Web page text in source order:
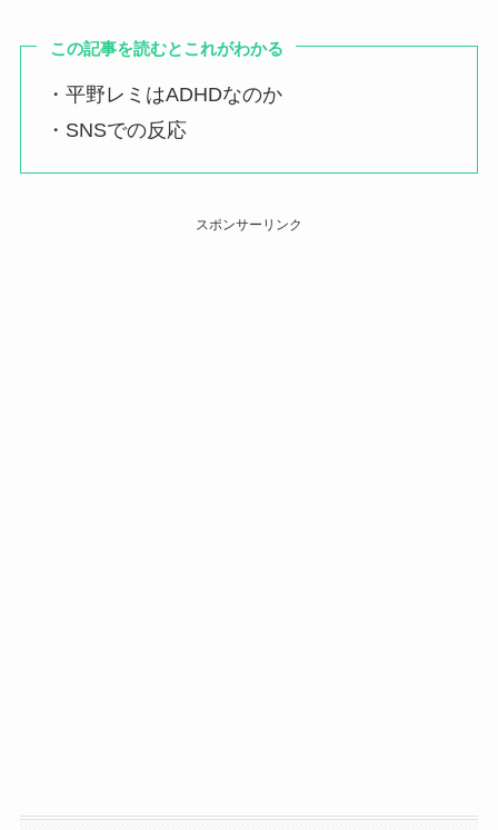
この記事を読むとこれがわかる
・平野レミはADHDなのか
・SNSでの反応
スポンサーリンク